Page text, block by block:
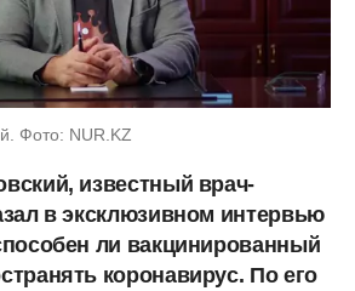
Фото: NUR.KZ
известный врач-
в эксклюзивном интервью
ли вакцинированный
коронавирус. По его